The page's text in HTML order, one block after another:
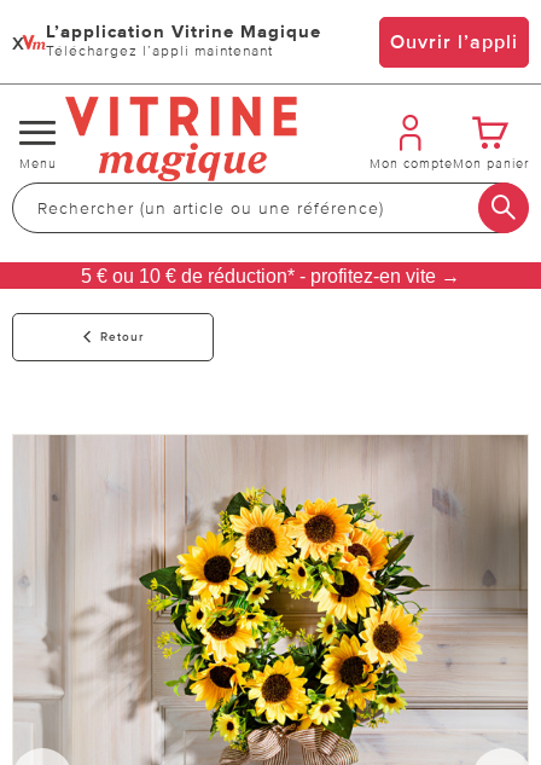
x L’application Vitrine Magique
Téléchargez l’appli maintenant Ouvrir l’appli
Changer
de
navigation
Menu Mon compteMon panier
5 € ou 10 € de réduction* - profitez-en vite →
Retour